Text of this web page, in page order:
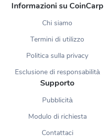
Informazioni su CoinCarp
Chi siamo
Termini di utilizzo
Politica sulla privacy
Esclusione di responsabilità
Supporto
Pubblicità
Modulo di richiesta
Contattaci